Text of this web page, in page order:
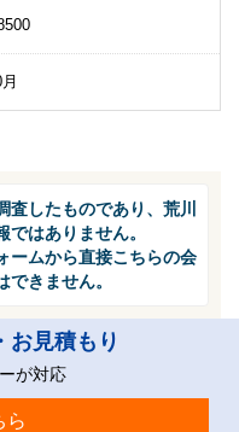
査したものであり、荒川
はありません。
ームから直接こちらの会
きません。
お見積もり
が対応
ら